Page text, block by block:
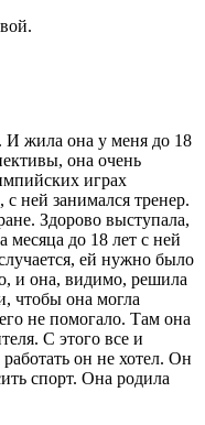
И жила она у меня до 18
она очень
играх
ней занимался тренер.
Здорово выступала,
месяца до 18 лет с ней
ей нужно было
и она, видимо, решила
чтобы она могла
не помогало. Там она
С этого все и
он не хотел. Он
спорт. Она родила